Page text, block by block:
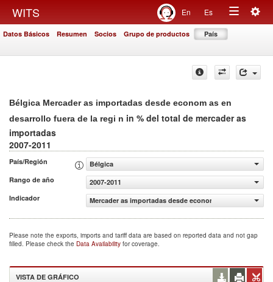
WITS En Es
Toggle
Datos Básicos Resumen Socios Grupo de productos País
Bélgica Mercader as importadas desde econom as en
desarrollo fuera de la regi n in % del total de mercader as
importadas
2007-2011
País/Región
Bélgica
Rango de año
2007-2011
Indicador
Mercader as importadas desde econom as en
Please note the exports, imports and tariff data are based on reported data and not gap
filled. Please check the Data Availability for coverage.
VISTA DE GRÁFICO